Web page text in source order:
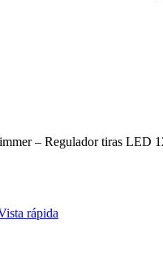
– Regulador tiras LED
rápida